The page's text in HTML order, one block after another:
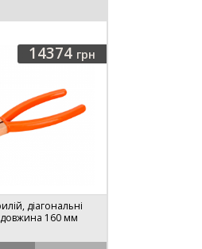
14374 грн
діагональні
довжина 160 мм